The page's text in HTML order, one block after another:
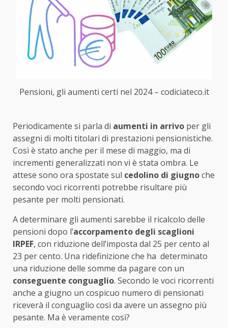
Pensioni, gli aumenti certi nel 2024 – codiciateco.it
Periodicamente si parla di aumenti in arrivo per gli
assegni di molti titolari di prestazioni pensionistiche.
Così è stato anche per il mese di maggio, ma di
incrementi generalizzati non vi è stata ombra. Le
attese sono ora spostate sul cedolino di giugnoche
secondo voci ricorrenti potrebbe risultare più
pesante per molti pensionati.
A determinare gli aumenti sarebbe il ricalcolo delle
pensioni dopo l’accorpamento degli scaglioni
IRPEF, con riduzione dell’imposta dal 25 per cento al
23 per cento. Una ridefinizione che ha determinato
una riduzione delle somme da pagare con un
conseguente conguaglio. Secondo le voci ricorrenti
anche a giugno un cospicuo numero di pensionati
riceverà il conguaglio così da avere un assegno più
pesante. Ma è veramente così?